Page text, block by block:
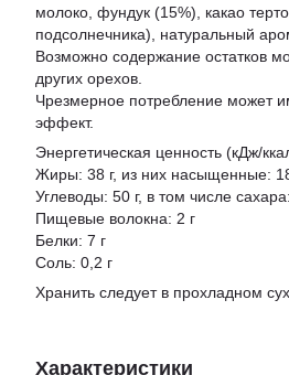
молоко, фундук (15%), какао
подсолнечника), натуральный
Возможно содержание остатков
других орехов.
Чрезмерное потребление может
эффект.
Энергетическая ценность (кДж/
Жиры: 38 г, из них насыщенные:
Углеводы: 50 г, в том числе
Пищевые волокна: 2 г
Белки: 7 г
Соль: 0,2 г
Хранить следует в прохладном
Характеристики